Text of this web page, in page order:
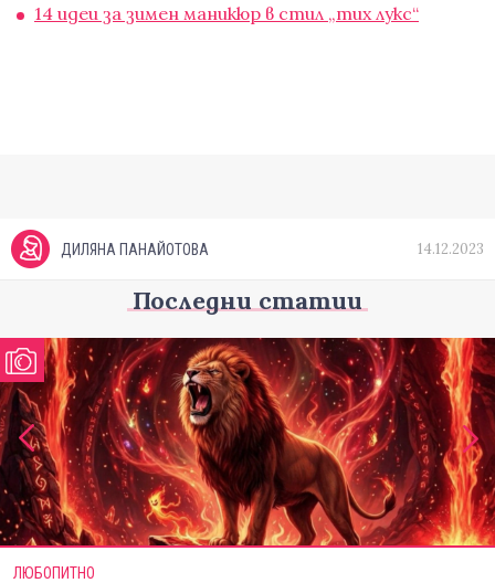
14 идеи за зимен маникюр в стил „тих лукс“
ДИЛЯНА ПАНАЙОТОВА 14.12.2023
Последни статии
ЛЮБОПИТНО